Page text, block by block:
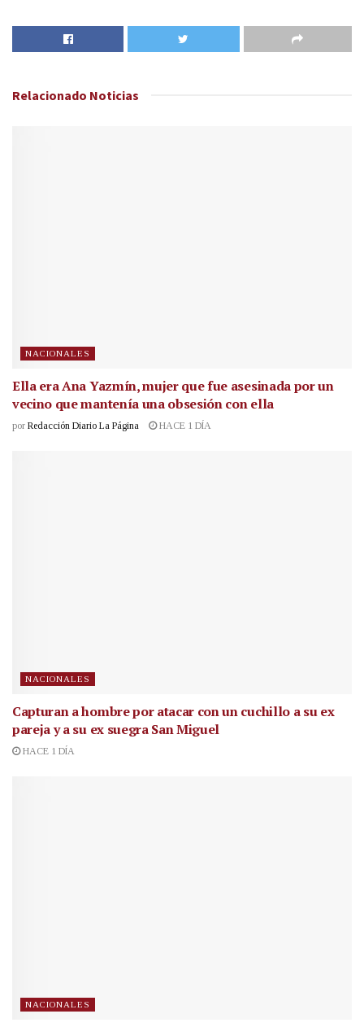
Relacionado Noticias
NACIONALES
Ella era Ana Yazmín, mujer que fue asesinada por un
vecino que mantenía una obsesión con ella
por Redacción Diario La Página HACE 1 DÍA
NACIONALES
Capturan a hombre por atacar con un cuchillo a su ex
pareja y a su ex suegra San Miguel
HACE 1 DÍA
NACIONALES